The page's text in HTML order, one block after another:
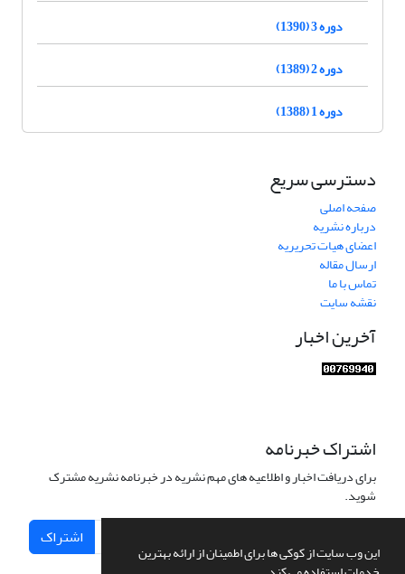
این وب سایت از کوکی ها برای اطمینان از ارائه بهترین
دوره 3 (1390)
دوره 2 (1389)
دوره 1 (1388)
دسترسی سریع
صفحه اصلی
درباره نشریه
اعضای هیات تحریریه
ارسال مقاله
تماس با ما
نقشه سایت
آخرین اخبار
اشتراک خبرنامه
برای دریافت اخبار و اطلاعیه های مهم نشریه در خبرنامه نشریه مشترک
شوید.
اشتراک